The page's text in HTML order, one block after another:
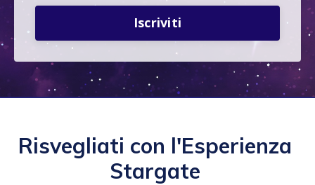
Iscriviti
Risvegliati con l'Esperienza
Stargate